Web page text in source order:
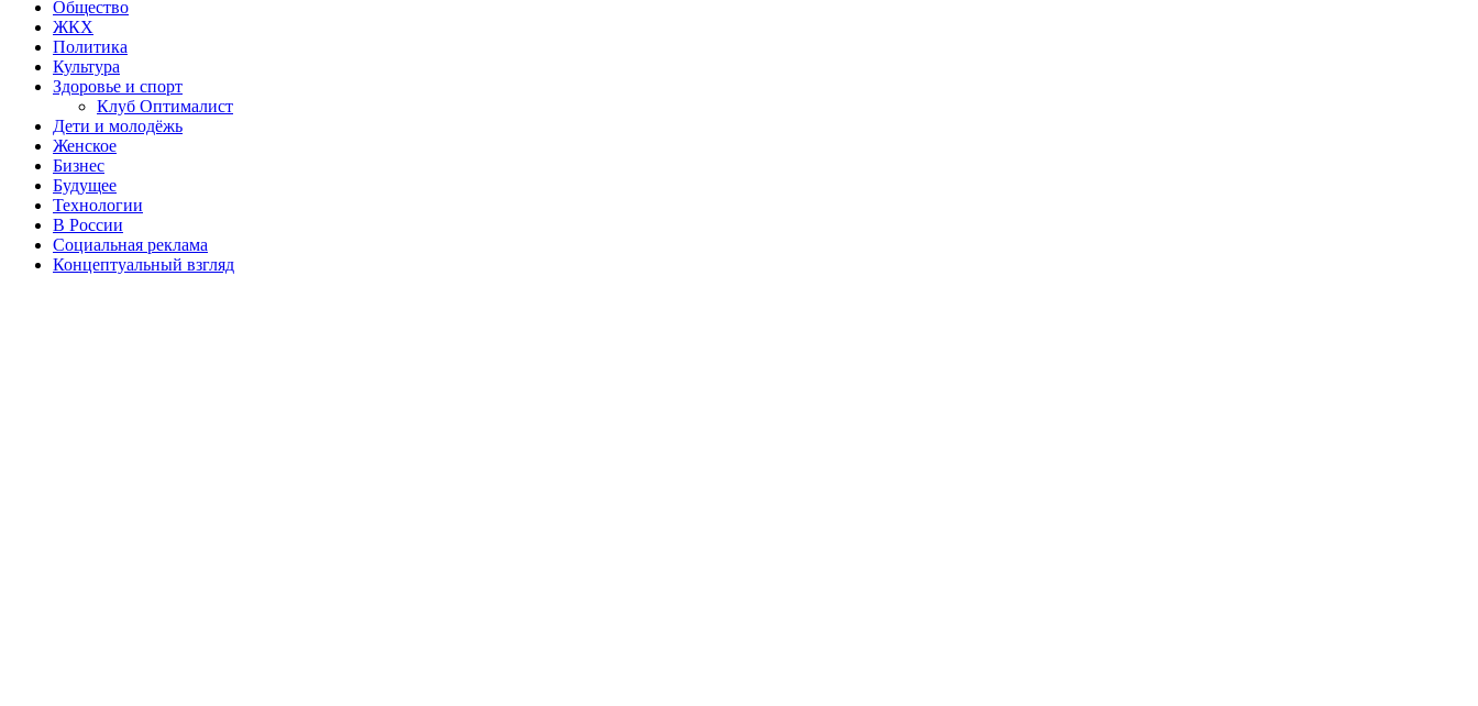
Общество
ЖКХ
Политика
Культура
Здоровье и спорт
Клуб Оптималист
Дети и молодёжь
Женское
Бизнес
Будущее
Технологии
В России
Социальная реклама
Концептуальный взгляд